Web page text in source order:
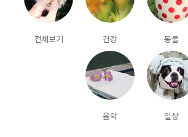
전체보기 건강 동물
음악 일상